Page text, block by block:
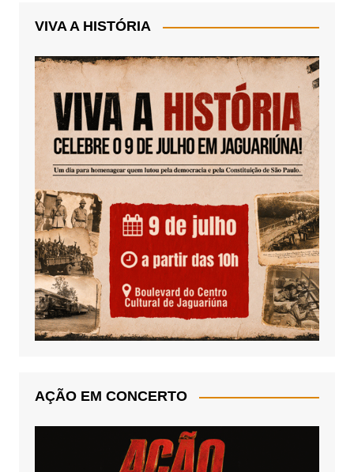
VIVA A HISTÓRIA
AÇÃO EM CONCERTO